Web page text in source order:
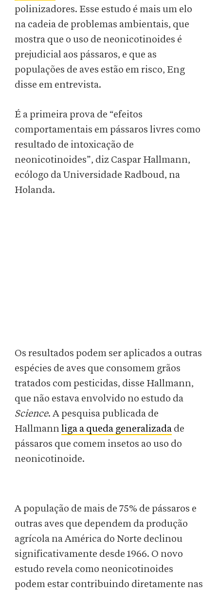
polinizadores. Esse estudo é mais um elo
na cadeia de problemas ambientais, que
mostra que o uso de neonicotinoides é
prejudicial aos pássaros, e que as
populações de aves estão em risco, Eng
disse em entrevista.
É a primeira prova de “efeitos
comportamentais em pássaros livres como
resultado de intoxicação de
neonicotinoides”, diz Caspar Hallmann,
ecólogo da Universidade Radboud, na
Holanda.
Os resultados podem ser aplicados a outras
espécies de aves que consomem grãos
tratados com pesticidas, disse Hallmann,
que não estava envolvido no estudo da
Science. A pesquisa publicada de
Hallmannliga a queda generalizada de
pássaros que comem insetos ao uso do
neonicotinoide.
A população de mais de 75% de pássaros e
outras aves que dependem da produção
agrícola na América do Norte declinou
significativamente desde 1966. O novo
estudo revela como neonicotinoides
podem estar contribuindo diretamente nas